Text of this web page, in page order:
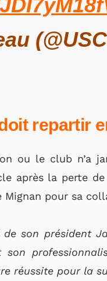
repartir
ou le club n’a
après la perte
pour sa
son président
réussite pour la